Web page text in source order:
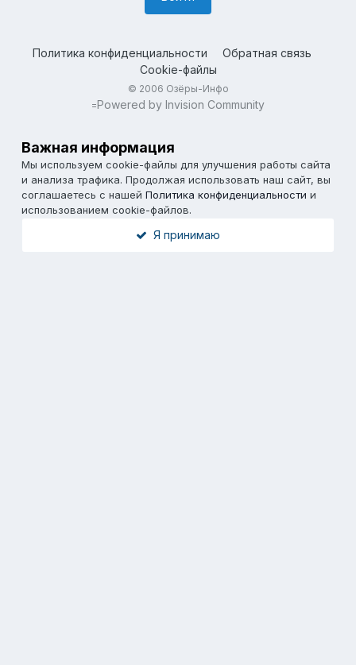
Политика конфиденциальности
Обратная связь
Cookie-файлы
© 2006 Озёры-Инфо
=Powered by Invision Community
Важная информация
Мы используем cookie-файлы для улучшения работы сайта
и анализа трафика. Продолжая использовать наш сайт, вы
соглашаетесь с нашей Политика конфиденциальности и
использованием cookie-файлов.
Я принимаю